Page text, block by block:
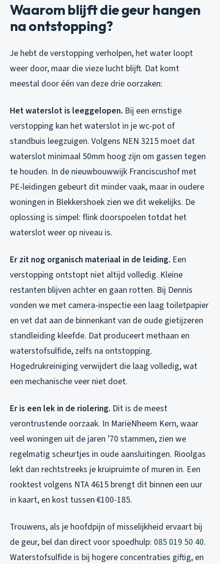
Waarom blijft die geur hangen
na ontstopping?
Je hebt de verstopping verholpen, het water loopt
weer door, maar die vieze lucht blijft. Dat komt
meestal door één van deze drie oorzaken:
Het waterslot is leeggelopen. Bij een ernstige
verstopping kan het waterslot in je wc-pot of
standbuis leegzuigen. Volgens NEN 3215 moet dat
waterslot minimaal 50mm hoog zijn om gassen tegen
te houden. In de nieuwbouwwijk Franciscushof met
PE-leidingen gebeurt dit minder vaak, maar in oudere
woningen in Blekkershoek zien we dit wekelijks. De
oplossing is simpel: flink doorspoelen totdat het
waterslot weer op niveau is.
Er zit nog organisch materiaal in de leiding. Een
verstopping ontstopt niet altijd volledig. Kleine
restanten blijven achter en gaan rotten. Bij Dennis
vonden we met camera-inspectie een laag toiletpapier
en vet dat aan de binnenkant van de oude gietijzeren
standleiding kleefde. Dat produceert methaan en
waterstofsulfide, zelfs na ontstopping.
Hogedrukreiniging verwijdert die laag volledig, wat
een mechanische veer niet doet.
Er is een lek in de riolering. Dit is de meest
verontrustende oorzaak. In MariëNheem Kern, waar
veel woningen uit de jaren ’70 stammen, zien we
regelmatig scheurtjes in oude aansluitingen. Rioolgas
lekt dan rechtstreeks je kruipruimte of muren in. Een
rooktest volgens NTA 4615 brengt dit binnen een uur
in kaart, en kost tussen €100-185.
Trouwens, als je hoofdpijn of misselijkheid ervaart bij
de geur, bel dan direct voor spoedhulp: 085 019 50 40.
Waterstofsulfide is bij hogere concentraties giftig, en